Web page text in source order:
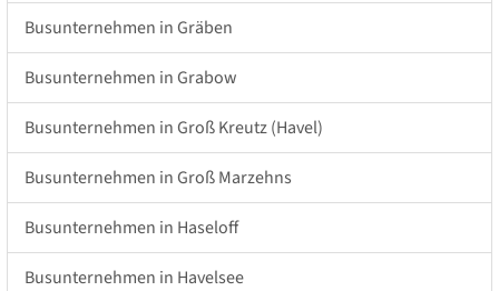
Busunternehmen in Gräben
Busunternehmen in Grabow
Busunternehmen in Groß Kreutz (Havel)
Busunternehmen in Groß Marzehns
Busunternehmen in Haseloff
Busunternehmen in Havelsee